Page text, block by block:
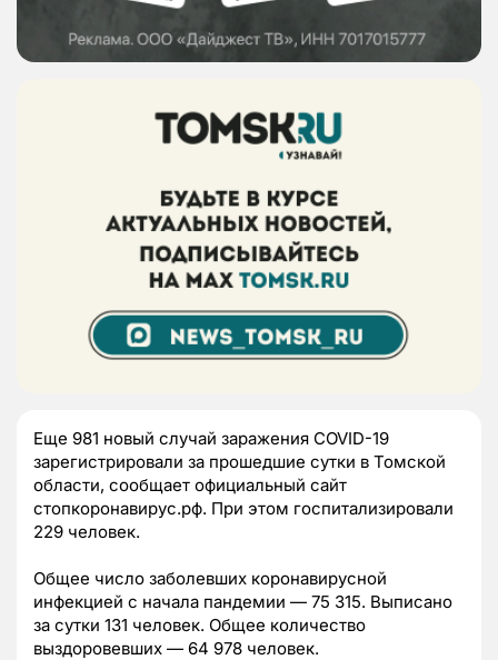
Еще 981 новый случай заражения COVID-19
зарегистрировали за прошедшие сутки в Томской
области, сообщает официальный сайт
стопкоронавирус.рф. При этом госпитализировали
229 человек.
Общее число заболевших коронавирусной
инфекцией с начала пандемии — 75 315. Выписано
за сутки 131 человек. Общее количество
выздоровевших — 64 978 человек.